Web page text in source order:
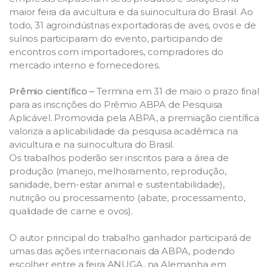
maior feira da avicultura e da suinocultura do Brasil. Ao
todo, 31 agroindústrias exportadoras de aves, ovos e de
suínos participaram do evento, participando de
encontros com importadores, compradores do
mercado interno e fornecedores.
Prêmio científico – Termina em 31 de maio o prazo final
para as inscrições do Prêmio ABPA de Pesquisa
Aplicável. Promovida pela ABPA, a premiação científica
valoriza a aplicabilidade da pesquisa acadêmica na
avicultura e na suinocultura do Brasil.
Os trabalhos poderão ser inscritos para a área de
produção (manejo, melhoramento, reprodução,
sanidade, bem-estar animal e sustentabilidade),
nutrição ou processamento (abate, processamento,
qualidade de carne e ovos).
O autor principal do trabalho ganhador participará de
umas das ações internacionais da ABPA, podendo
escolher entre a feira ANUGA, na Alemanha em